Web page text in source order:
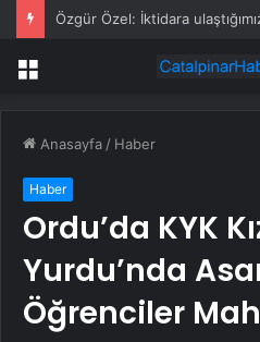
Menü
Anasayfa / Haber
Haber
Ordu’da KYK
Yurdu’nda
Öğrenciler